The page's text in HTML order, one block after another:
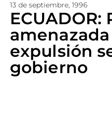
13 de septiembre, 1996
ECUADOR:
expulsión
gobierno